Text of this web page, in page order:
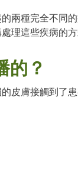
兩種完全不同
理這些疾病的方
的？
皮膚接觸到了